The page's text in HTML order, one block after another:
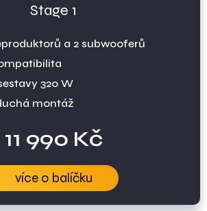
Stage 1
a 2 subwooferů
320 W
montáž
11 990 Kč
více o balíčku